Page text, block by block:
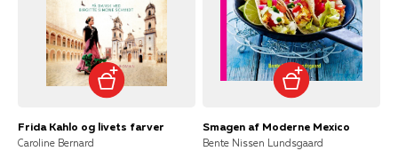
Frida Kahlo og livets farver
Caroline Bernard
Smagen af Moderne Mexico
Bente Nissen Lundsgaard